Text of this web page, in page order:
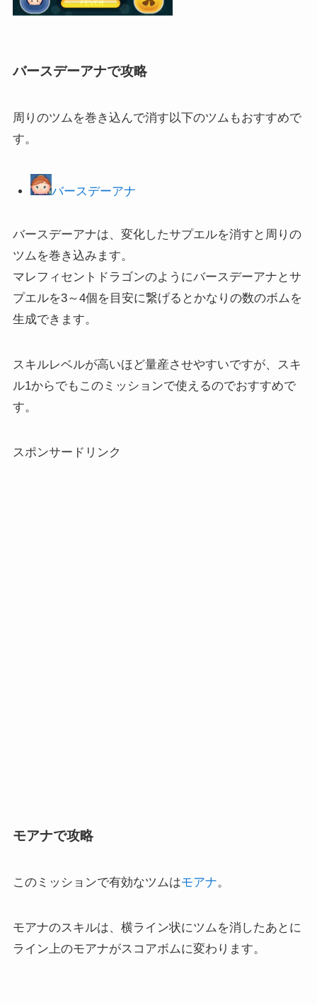
バースデーアナで攻略
周りのツムを巻き込んで消す以下のツムもおすすめで
す。
バースデーアナ
バースデーアナは、変化したサプエルを消すと周りの
ツムを巻き込みます。
マレフィセントドラゴンのようにバースデーアナとサ
プエルを3～4個を目安に繋げるとかなりの数のボムを
生成できます。
スキルレベルが高いほど量産させやすいですが、スキ
ル1からでもこのミッションで使えるのでおすすめで
す。
スポンサードリンク
モアナで攻略
このミッションで有効なツムはモアナ。
モアナのスキルは、横ライン状にツムを消したあとに
ライン上のモアナがスコアボムに変わります。